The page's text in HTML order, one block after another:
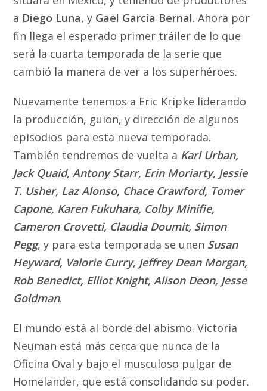
a Diego Luna, y Gael García Bernal. Ahora por
fin llega el esperado primer tráiler de lo que
será la cuarta temporada de la serie que
cambió la manera de ver a los superhéroes.
Nuevamente tenemos a Eric Kripke liderando
la producción, guion, y dirección de algunos
episodios para esta nueva temporada.
También tendremos de vuelta a Karl Urban,
Jack Quaid, Antony Starr, Erin Moriarty, Jessie
T. Usher, Laz Alonso, Chace Crawford, Tomer
Capone, Karen Fukuhara, Colby Minifie,
Cameron Crovetti, Claudia Doumit, Simon
Pegg, y para esta temporada se unen Susan
Heyward, Valorie Curry, Jeffrey Dean Morgan,
Rob Benedict, Elliot Knight, Alison Deon, Jesse
Goldman.
El mundo está al borde del abismo. Victoria
Neuman está más cerca que nunca de la
Oficina Oval y bajo el musculoso pulgar de
Homelander, que está consolidando su poder.